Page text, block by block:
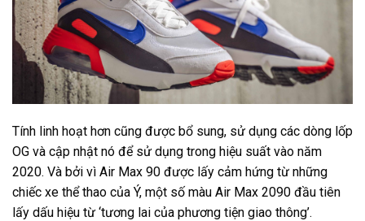
Tính linh hoạt hơn cũng được bổ sung, sử dụng các dòng lốp
OG và cập nhật nó để sử dụng trong hiệu suất vào năm
2020. Và bởi vì Air Max 90 được lấy cảm hứng từ những
chiếc xe thể thao của Ý, một số màu Air Max 2090 đầu tiên
lấy dấu hiệu từ ‘tương lai của phương tiện giao thông’.